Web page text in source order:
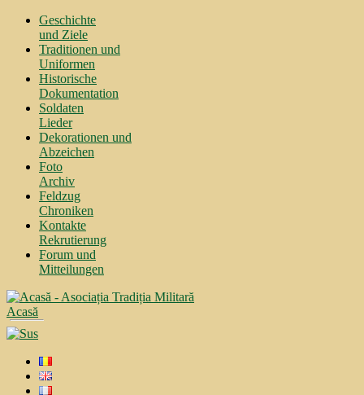
Geschichte
und Ziele
Traditionen und
Uniformen
Historische
Dokumentation
Soldaten
Lieder
Dekorationen und
Abzeichen
Foto
Archiv
Feldzug
Chroniken
Kontakte
Rekrutierung
Forum und
Mitteilungen
Acasă